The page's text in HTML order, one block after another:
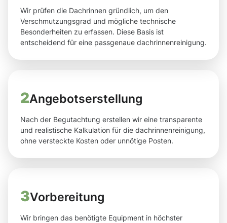
Wir prüfen die Dachrinnen gründlich, um den
Verschmutzungsgrad und mögliche technische
Besonderheiten zu erfassen. Diese Basis ist
entscheidend für eine passgenaue dachrinnenreinigung.
2Angebotserstellung
Nach der Begutachtung erstellen wir eine transparente
und realistische Kalkulation für die dachrinnenreinigung,
ohne versteckte Kosten oder unnötige Posten.
3Vorbereitung
Wir bringen das benötigte Equipment in höchster